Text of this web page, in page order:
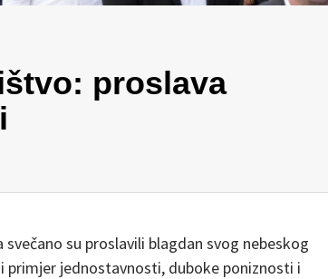
proslava
su proslavili blagdan svog nebeskog
primjer jednostavnosti, duboke poniznosti i